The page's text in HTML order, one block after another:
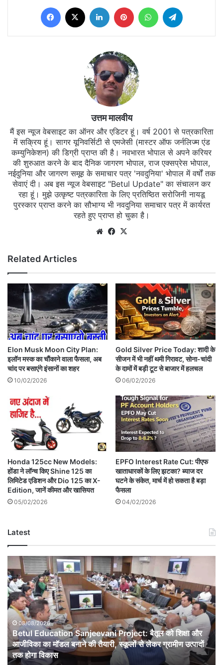
Facebook LinkedIn PinterestWhatsApp
उत्तम मालवीय
मैं इस न्यूज वेबसाइट का ऑनर और एडिटर हूं। वर्ष 2001 से पत्रकारिता
में सक्रिय हूं। सागर यूनिवर्सिटी से एमजेसी (मास्टर ऑफ जर्नलिज्म एंड
कम्युनिकेशन) की डिग्री प्राप्त की है। नवभारत भोपाल से अपने करियर
की शुरुआत करने के बाद दैनिक जागरण भोपाल, राज एक्सप्रेस भोपाल,
नईदुनिया और जागरण समूह के समाचार पत्र 'नवदुनिया' भोपाल में वर्षों तक
सेवाएं दी। अब इस न्यूज वेबसाइट "Betul Update" का संचालन कर
रहा हूं। मुझे उत्कृष्ट पत्रकारिता के लिए प्रतिष्ठित सरोजिनी नायडू
पुरस्कार प्राप्त करने का सौभाग्य भी नवदुनिया समाचार पत्र में कार्यरत
रहते हुए प्राप्त हो चुका है।
WebsiteFacebook
Related Articles
Elon Musk Moon City Plan:
इलॉन मस्क का चौंकाने वाला फैसला, अब
चांद पर बसाएंगे इंसानों का शहर
10/02/2026
Gold Silver Price Today: शादी के
सीजन में भी नहीं थमी गिरावट, सोना-चांदी
के दामों में बड़ी टूट से बाजार में हलचल
06/02/2026
Honda 125cc New Models:
होंडा ने लॉन्च किए Shine 125 का
लिमिटेड एडिशन और Dio 125 का X-
Edition, जानें कीमत और खासियत
05/02/2026
EPFO Interest Rate Cut: पीएफ
खाताधारकों के लिए झटका? ब्याज दर
घटने के संकेत, मार्च में हो सकता है बड़ा
फैसला
04/02/2026
Latest
Betul
Education
Sanjeevani
Project:
बैतूल
को
शिक्षा
और
आजीविका
का
08/08/2026
Betul Education Sanjeevani Project: बैतूल को शिक्षा और
आजीविका का मॉडल बनाने की तैयारी, स्कूलों से लेकर ग्रामीण उत्पादों
तक होगा विकास